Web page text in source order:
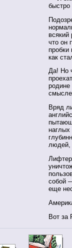
что он
пробки
как
Да! Но
Вряд
людей,
собой
еще
Вот за